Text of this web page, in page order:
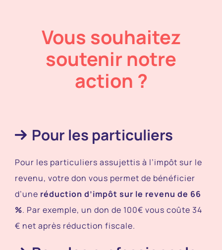
Vous souhaitez
soutenir notre
action ?
Pour les particuliers
Pour les particuliers assujettis à l’impôt sur le
revenu, votre don vous permet de bénéficier
d’une réduction d’impôt sur le revenu de 66
%. Par exemple, un don de 100€ vous coûte 34
€ net après réduction fiscale.